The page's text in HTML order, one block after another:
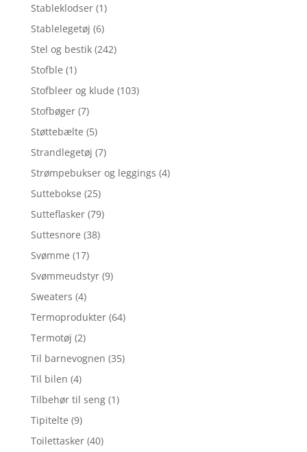
Stableklodser (1)
Stablelegetøj (6)
Stel og bestik (242)
Stofble (1)
Stofbleer og klude (103)
Stofbøger (7)
Støttebælte (5)
Strandlegetøj (7)
Strømpebukser og leggings (4)
Suttebokse (25)
Sutteflasker (79)
Suttesnore (38)
Svømme (17)
Svømmeudstyr (9)
Sweaters (4)
Termoprodukter (64)
Termotøj (2)
Til barnevognen (35)
Til bilen (4)
Tilbehør til seng (1)
Tipitelte (9)
Toilettasker (40)